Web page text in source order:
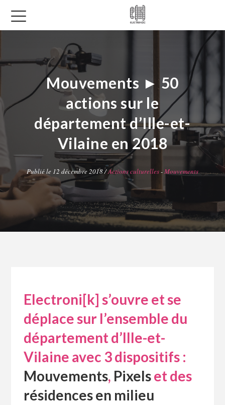
Mouvements ► 50
actions sur le
département d’Ille-et-
Vilaine en 2018
Publié le 12 décembre 2018 /Actions culturelles-Mouvements
Electroni[k] s’ouvre et se
déplace sur l’ensemble du
département d’Ille-et-
Vilaine avec 3 dispositifs :
Mouvements, Pixelset des
résidences en milieu